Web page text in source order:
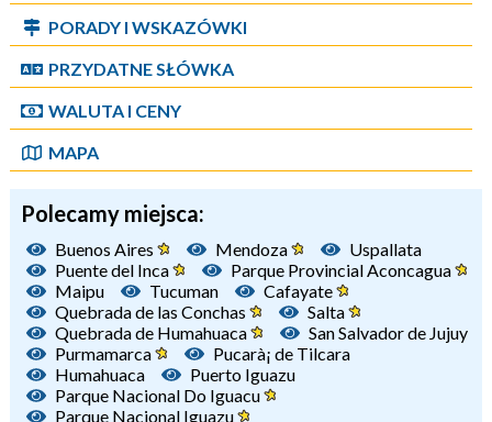
PORADY I WSKAZÓWKI
PRZYDATNE SŁÓWKA
WALUTA I CENY
MAPA
Polecamy miejsca:
Buenos Aires Mendoza
Uspallata
Puente del Inca
Parque Provincial Aconcagua
Maipu
Tucuman
Cafayate
Quebrada de las Conchas
Salta
Quebrada de Humahuaca
San Salvador de Jujuy
Purmamarca
Pucarà¡ de Tilcara
Humahuaca
Puerto Iguazu
Parque Nacional Do Iguacu
Parque Nacional Iguazu